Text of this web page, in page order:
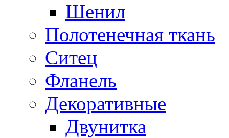
Шенил
Полотенечная ткань
Ситец
Фланель
Декоративные
Двунитка